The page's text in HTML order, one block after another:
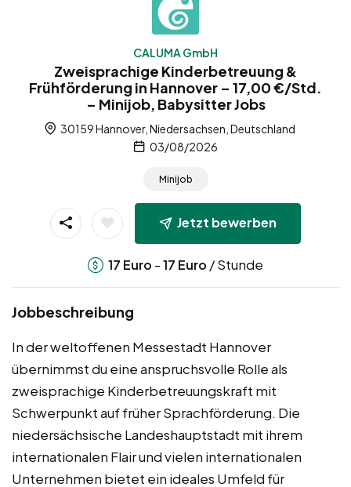
CALUMA GmbH
Zweisprachige Kinderbetreuung &
Frühförderung in Hannover – 17,00 €/Std.
– Minijob, Babysitter Jobs
30159 Hannover, Niedersachsen, Deutschland
03/08/2026
Minijob
Jetzt bewerben
17 Euro -17 Euro / Stunde
Jobbeschreibung
In der weltoffenen Messestadt Hannover
übernimmst du eine anspruchsvolle Rolle als
zweisprachige Kinderbetreuungskraft mit
Schwerpunkt auf früher Sprachförderung. Die
niedersächsische Landeshauptstadt mit ihrem
internationalen Flair und vielen internationalen
Unternehmen bietet ein ideales Umfeld für